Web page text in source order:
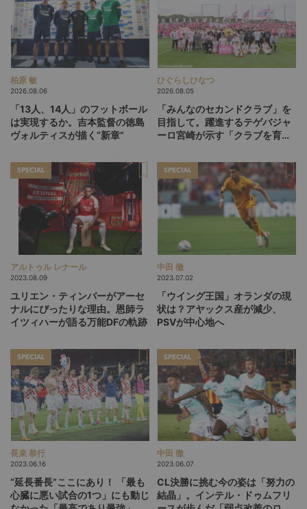
柏原 敏
2026.08.06
「13人、14人」のフットボール
は実現するか。吉本監督の徳島
ヴォルティスが描く“新章”
ひぐらしひなつ
2026.08.05
「みんなのセカンドクラブ」を
目指して。躍進するテゲバジャ
ーロ宮崎が示す「クラブを育て
SPECIAL
アルトゥル レナール
2023.08.09
ユリエン・ティンバーがアーセ
ナルにぴったりな理由。恩師ラ
イツィハーが語る万能DFの軌跡
SPECIAL
中田 徹
2023.07.02
「ウイング王国」オランダの現
状は？アヤックス産が減少、
PSVが中心地へ
SPECIAL
長束 恭行
2023.06.16
“延長番長”ここにあり！ 「最も
心臓に悪い試合の1つ」にも動じ
SPECIAL
中田 徹
2023.06.07
CL決勝に挑む今の姿は「努力の
結晶」。インテル・ドゥムフリ